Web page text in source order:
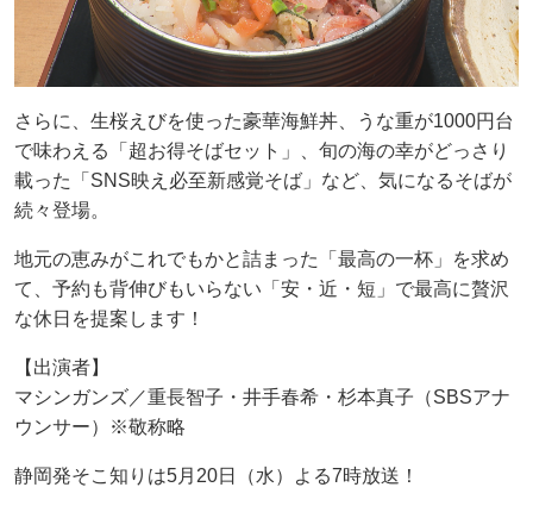
さらに、生桜えびを使った豪華海鮮丼、うな重が1000円台
で味わえる「超お得そばセット」、旬の海の幸がどっさり
載った「SNS映え必至新感覚そば」など、気になるそばが
続々登場。
地元の恵みがこれでもかと詰まった「最高の一杯」を求め
て、予約も背伸びもいらない「安・近・短」で最高に贅沢
な休日を提案します！
【出演者】
マシンガンズ／重長智子・井手春希・杉本真子（SBSアナ
ウンサー）※敬称略
静岡発そこ知りは5月20日（水）よる7時放送！